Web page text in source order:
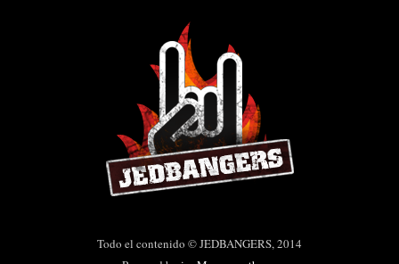
Todo el contenido © JEDBANGERS, 2014